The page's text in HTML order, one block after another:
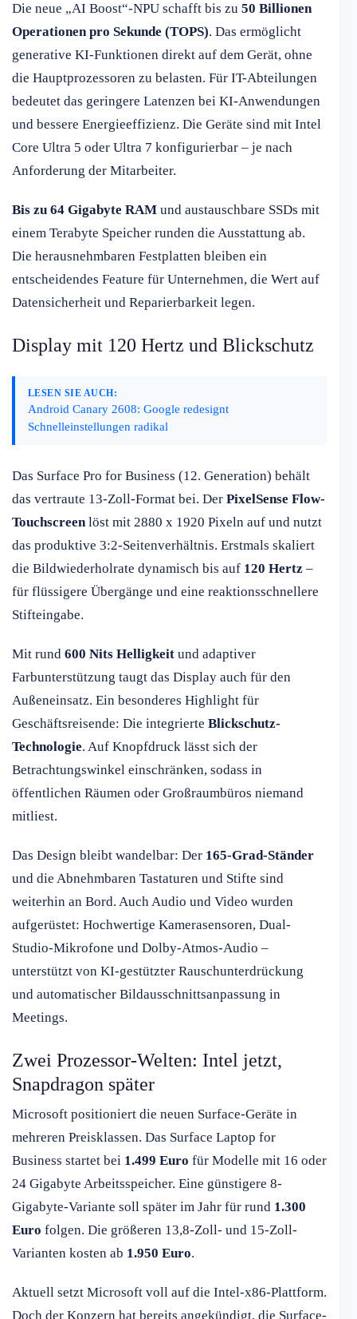
Die neue „AI Boost“-NPU schafft bis zu 50 Billionen
Operationen pro Sekunde (TOPS). Das ermöglicht
generative KI-Funktionen direkt auf dem Gerät, ohne
die Hauptprozessoren zu belasten. Für IT-Abteilungen
bedeutet das geringere Latenzen bei KI-Anwendungen
und bessere Energieeffizienz. Die Geräte sind mit Intel
Core Ultra 5 oder Ultra 7 konfigurierbar – je nach
Anforderung der Mitarbeiter.
Bis zu 64 Gigabyte RAM und austauschbare SSDs mit
einem Terabyte Speicher runden die Ausstattung ab.
Die herausnehmbaren Festplatten bleiben ein
entscheidendes Feature für Unternehmen, die Wert auf
Datensicherheit und Reparierbarkeit legen.
Display mit 120 Hertz und Blickschutz
LESEN SIE AUCH:
Android Canary 2608: Google redesignt
Schnelleinstellungen radikal
Das Surface Pro for Business (12. Generation) behält
das vertraute 13-Zoll-Format bei. Der PixelSense Flow-
Touchscreenlöst mit 2880 x 1920 Pixeln auf und nutzt
das produktive 3:2-Seitenverhältnis. Erstmals skaliert
die Bildwiederholrate dynamisch bis auf 120 Hertz –
für flüssigere Übergänge und eine reaktionsschnellere
Stifteingabe.
Mit rund 600 Nits Helligkeit und adaptiver
Farbunterstützung taugt das Display auch für den
Außeneinsatz. Ein besonderes Highlight für
Geschäftsreisende: Die integrierte Blickschutz-
Technologie. Auf Knopfdruck lässt sich der
Betrachtungswinkel einschränken, sodass in
öffentlichen Räumen oder Großraumbüros niemand
mitliest.
Das Design bleibt wandelbar: Der 165-Grad-Ständer
und die Abnehmbaren Tastaturen und Stifte sind
weiterhin an Bord. Auch Audio und Video wurden
aufgerüstet: Hochwertige Kamerasensoren, Dual-
Studio-Mikrofone und Dolby-Atmos-Audio –
unterstützt von KI-gestützter Rauschunterdrückung
und automatischer Bildausschnittsanpassung in
Meetings.
Zwei Prozessor-Welten: Intel jetzt,
Snapdragon später
Microsoft positioniert die neuen Surface-Geräte in
mehreren Preisklassen. Das Surface Laptop for
Business startet bei 1.499 Euro für Modelle mit 16 oder
24 Gigabyte Arbeitsspeicher. Eine günstigere 8-
Gigabyte-Variante soll später im Jahr für rund 1.300
Euro folgen. Die größeren 13,8-Zoll- und 15-Zoll-
Varianten kosten ab 1.950 Euro.
Aktuell setzt Microsoft voll auf die Intel-x86-Plattform.
Doch der Konzern hat bereits angekündigt, die Surface-